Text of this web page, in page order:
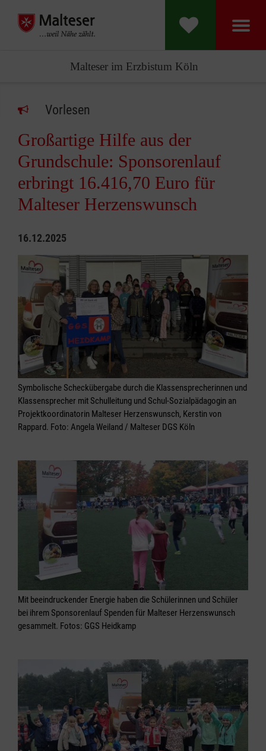
Malteser im Erzbistum Köln
Vorlesen
Großartige Hilfe aus der
Grundschule: Sponsorenlauf
erbringt 16.416,70 Euro für
Malteser Herzenswunsch
16.12.2025
Symbolische Scheckübergabe durch die Klassensprecherinnen und
Klassensprecher mit Schulleitung und Schul-Sozialpädagogin an
Projektkoordinatorin Malteser Herzenswunsch, Kerstin von
Rappard. Foto: Angela Weiland / Malteser DGS Köln
Mit beeindruckender Energie haben die Schülerinnen und Schüler
bei ihrem Sponsorenlauf Spenden für Malteser Herzenswunsch
gesammelt. Fotos: GGS Heidkamp